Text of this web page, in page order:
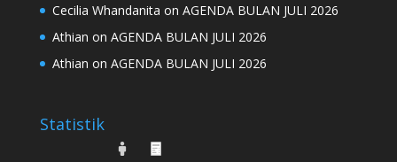
Cecilia Whandanita on AGENDA BULAN JULI 2026
Athian on AGENDA BULAN JULI 2026
Athian on AGENDA BULAN JULI 2026
Statistik